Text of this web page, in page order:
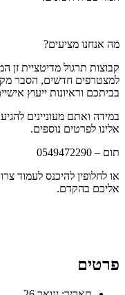
מה אנחנו מציעים?
בביתכם וראיונות ייעוץ
אלינו לפרטים נוספים.
תום – 0549472290
אליכם בהקדם.
פרטים